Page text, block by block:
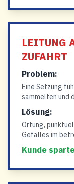
LEITUNG
ZUFAHRT
Problem:
Eine Setzung
sammelten und
Lösung:
Ortung,
Gefälles im
Kunde